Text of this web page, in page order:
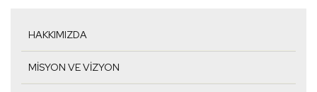
HAKKIMIZDA
MISYON VE VIZYON